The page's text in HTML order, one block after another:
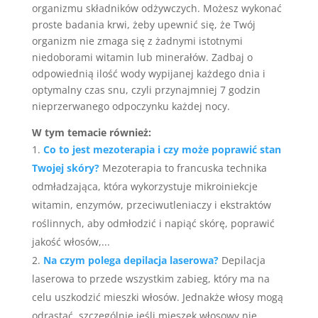
organizmu składników odżywczych. Możesz wykonać
proste badania krwi, żeby upewnić się, że Twój
organizm nie zmaga się z żadnymi istotnymi
niedoborami witamin lub minerałów. Zadbaj o
odpowiednią ilość wody wypijanej każdego dnia i
optymalny czas snu, czyli przynajmniej 7 godzin
nieprzerwanego odpoczynku każdej nocy.
W tym temacie również:
Co to jest mezoterapia i czy może poprawić stan
Twojej skóry? Mezoterapia to francuska technika
odmładzająca, która wykorzystuje mikroiniekcje
witamin, enzymów, przeciwutleniaczy i ekstraktów
roślinnych, aby odmłodzić i napiąć skórę, poprawić
jakość włosów,...
Na czym polega depilacja laserowa? Depilacja
laserowa to przede wszystkim zabieg, który ma na
celu uszkodzić mieszki włosów. Jednakże włosy mogą